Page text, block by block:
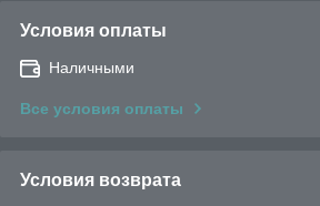
Условия оплаты
Наличными
Все условия оплаты
Условия возврата